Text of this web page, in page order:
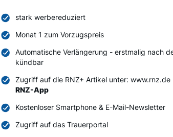
stark werbereduziert
Monat 1 zum Vorzugspreis
Automatische Verlängerung - erstmalig nach
kündbar
Zugriff auf die RNZ+ Artikel unter: www.rnz.de
RNZ-App
Kostenloser Smartphone & E-Mail-Newsletter
Zugriff auf das Trauerportal